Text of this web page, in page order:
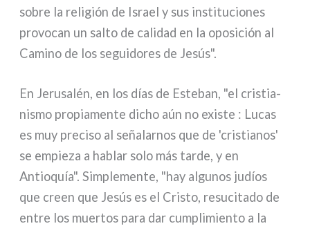
sobre la reli­gión de Israel y sus insti­tu­cio­nes
pro­vo­can un sal­to de cali­dad en la opo­si­ción al
Camino de los segui­do­res de Jesús".
En Jerusalén, en los días de Esteban, "el cri­stia­
ni­smo pro­pia­men­te dicho aún no exi­ste : Lucas
es muy pre­ci­so al seña­lar­nos que de 'cri­stia­nos'
se empie­za a hablar solo más tar­de, y en
Antioquía". Simplemente, "hay algu­nos judíos
que creen que Jesús es el Cristo, resu­ci­ta­do de
entre los muer­tos para dar cum­pli­mien­to a la